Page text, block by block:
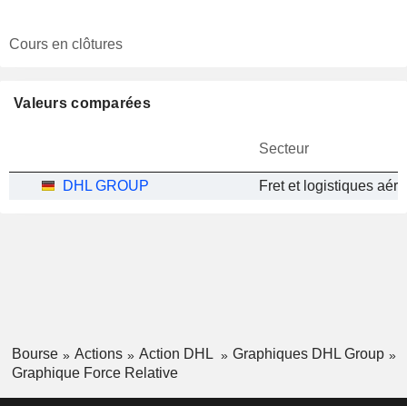
Cours en clôtures
Valeurs comparées
Secteur
DHL GROUP Fret et logistiques
Bourse Actions Action DHL
Graphiques DHL Group
Graphique Force Relative